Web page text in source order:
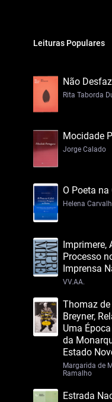
Leituras Populares
Não
Rita Taborda
Mocidade
Jorge Calado
O Poeta na
Helena
Imprimere,
Processo
Imprensa
VV.AA.
Thomaz
Breyner,
Uma
da
Estado
Margarida de
Ramalho
Estrada